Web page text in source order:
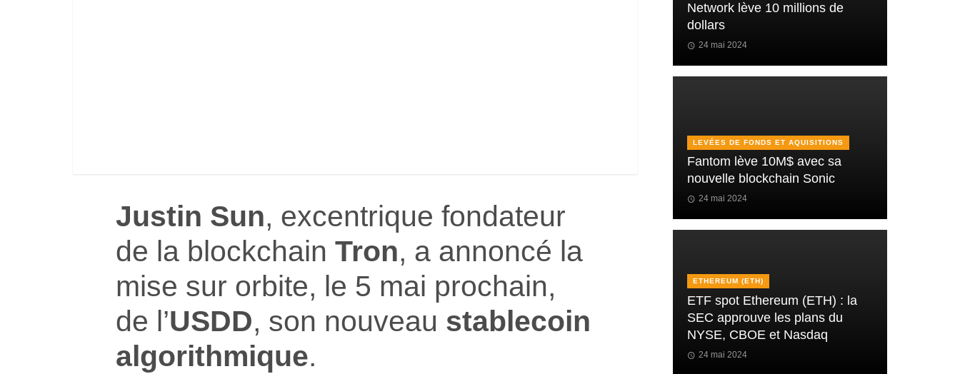
Justin Sun, excentrique fondateur
de la blockchain Tron, a annoncé la
mise sur orbite, le 5 mai prochain,
de l’USDD, son nouveau stablecoin
algorithmique.
Network lève 10 millions de
dollars
24 mai 2024
LEVÉES DE FONDS ET AQUISITIONS
Fantom lève 10M$ avec sa
nouvelle blockchain Sonic
24 mai 2024
ETHEREUM (ETH)
ETF spot Ethereum (ETH) : la
SEC approuve les plans du
NYSE, CBOE et Nasdaq
24 mai 2024